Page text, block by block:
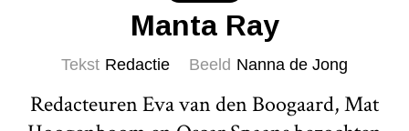
Manta Ray
Tekst Redactie Beeld Nanna de Jong
Redacteuren Eva van den Boogaard, Mat